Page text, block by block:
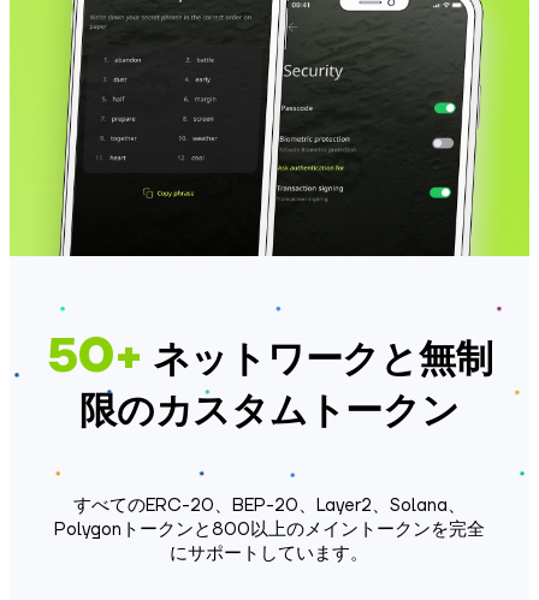
50+ ネットワークと無制
限のカスタムトークン
すべてのERC-20、BEP-20、Layer2、Solana、
Polygonトークンと800以上のメイントークンを完全
にサポートしています。